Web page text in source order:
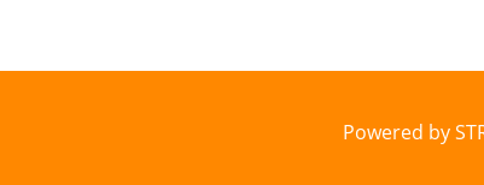
Powered by